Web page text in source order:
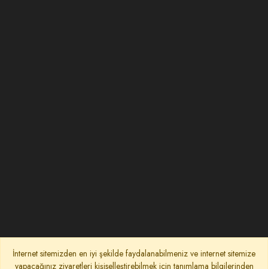
İnternet sitemizden en iyi şekilde faydalanabilmeniz ve internet sitemize
yapacağınız ziyaretleri kişiselleştirebilmek için tanımlama bilgilerinden